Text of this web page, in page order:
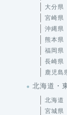
大分県
宮崎県
沖縄県
熊本県
福岡県
長崎県
鹿児島
北海道・
北海道
宮城県